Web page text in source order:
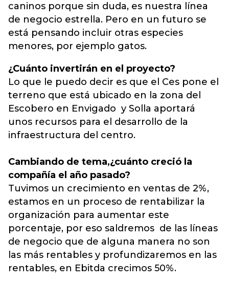
caninos porque sin duda, es nuestra línea
de negocio estrella. Pero en un futuro se
está pensando incluir otras especies
menores, por ejemplo gatos.
¿Cuánto invertirán en el proyecto?
Lo que le puedo decir es que el Ces pone el
terreno que está ubicado en la zona del
Escobero en Envigado y Solla aportará
unos recursos para el desarrollo de la
infraestructura del centro.
Cambiando de tema,¿cuánto creció la
compañía el año pasado?
Tuvimos un crecimiento en ventas de 2%,
estamos en un proceso de rentabilizar la
organización para aumentar este
porcentaje, por eso saldremos de las líneas
de negocio que de alguna manera no son
las más rentables y profundizaremos en las
rentables, en Ebitda crecimos 50%.